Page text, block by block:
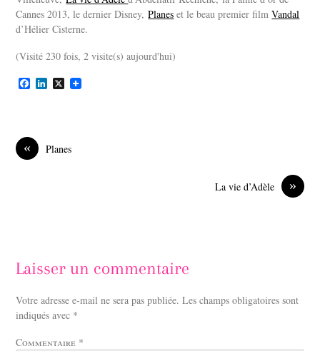
Cannes 2013, le dernier Disney,Planes et le beau premier filmVandal
d’Hélier Cisterne.
(Visité 230 fois, 2 visite(s) aujourd'hui)
F
o
o
k
L
I
X
« Planes
»
La vie d’Adèle
Laisser un commentaire
Votre adresse e-mail ne sera pas publiée. Les champs obligatoires sont
indiqués avec *
Commentaire *